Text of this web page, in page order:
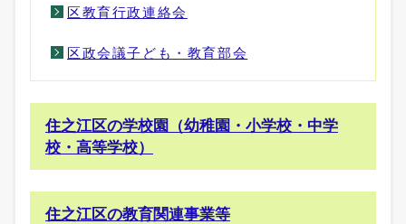
区教育行政連絡会
区政会議子ども・教育部会
住之江区の学校園（幼稚園・小学校・中学
校・高等学校）
住之江区の教育関連事業等